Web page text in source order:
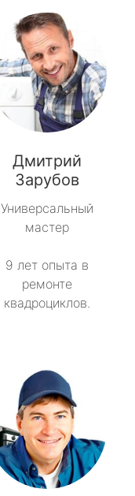
Дмитрий
Зарубов
Универсальный
мастер
9 лет опыта в
ремонте
квадроциклов.